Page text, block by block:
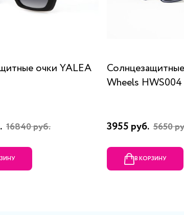
очки YALEA
16840 руб.
Wheels
3955 руб. 5650
В КОРЗИНУ